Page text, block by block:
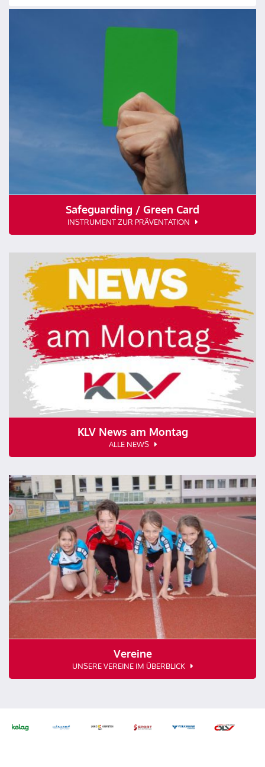
Safeguarding / Green Card
INSTRUMENT ZUR PRÄVENTATION
KLV News am Montag
ALLE NEWS
Vereine
UNSERE VEREINE IM ÜBERBLICK